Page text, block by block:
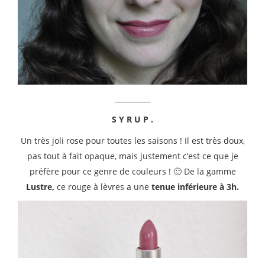
S Y R U P .
Un très joli rose pour toutes les saisons ! Il est très doux,
pas tout à fait opaque, mais justement c’est ce que je
préfère pour ce genre de couleurs ! 🙂 De la gamme
Lustre, ce rouge à lèvres a une tenue inférieure à 3h.